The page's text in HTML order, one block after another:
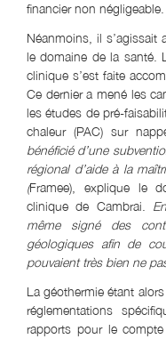
financier non négligeable.
Néanmoins, il s’agissait
le domaine de la santé.
clinique s’est faite
Ce dernier a mené les
les études de pré-
chaleur (PAC) sur
bénéficié d’une
régional d’aide à la
(Framee), explique le
clinique de Cambrai.
même signé des
géologiques afin de
pouvaient très bien ne
La géothermie étant
réglementations
rapports pour le